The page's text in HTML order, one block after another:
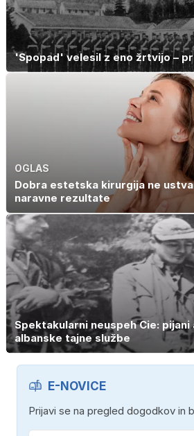
'Spopad' velesil z eno žrtvijo –
OGLAS
Dobra estetska kirurgija ne
naravne rezultate
Spektakularni neuspeh Cie:
albanske tajne službe
E-NOVICE
Prijavi se na pregled dogodkov in